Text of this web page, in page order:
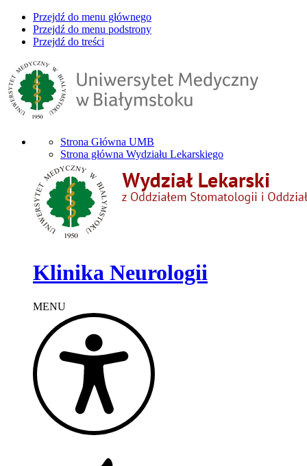
Przejdź do menu głównego
Przejdź do menu podstrony
Przejdź do treści
Strona Główna UMB
Strona główna Wydziału Lekarskiego
Klinika Neurologii
MENU